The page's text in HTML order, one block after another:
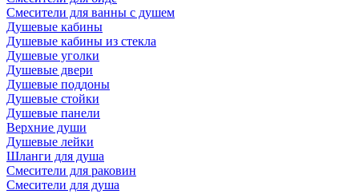
Смесители для ванны с душем
Душевые кабины
Душевые кабины из стекла
Душевые уголки
Душевые двери
Душевые поддоны
Душевые стойки
Душевые панели
Верхние души
Душевые лейки
Шланги для душа
Смесители для раковин
Смесители для душа